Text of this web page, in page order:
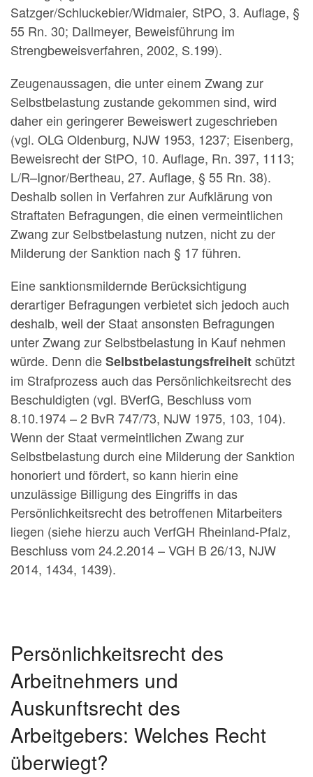
Satzger/Schluckebier/Widmaier, StPO, 3. Auflage, §
55 Rn. 30; Dallmeyer, Beweisführung im
Strengbeweisverfahren, 2002, S.199).
Zeugenaussagen, die unter einem Zwang zur
Selbstbelastung zustande gekommen sind, wird
daher ein geringerer Beweiswert zugeschrieben
(vgl. OLG Oldenburg, NJW 1953, 1237; Eisenberg,
Beweisrecht der StPO, 10. Auflage, Rn. 397, 1113;
L/R–Ignor/Bertheau, 27. Auflage, § 55 Rn. 38).
Deshalb sollen in Verfahren zur Aufklärung von
Straftaten Befragungen, die einen vermeintlichen
Zwang zur Selbstbelastung nutzen, nicht zu der
Milderung der Sanktion nach § 17 führen.
Eine sanktionsmildernde Berücksichtigung
derartiger Befragungen verbietet sich jedoch auch
deshalb, weil der Staat ansonsten Befragungen
unter Zwang zur Selbstbelastung in Kauf nehmen
würde. Denn dieSelbstbelastungsfreiheitschützt
im Strafprozess auch das Persönlichkeitsrecht des
Beschuldigten (vgl. BVerfG, Beschluss vom
8.10.1974 – 2 BvR 747/73, NJW 1975, 103, 104).
Wenn der Staat vermeintlichen Zwang zur
Selbstbelastung durch eine Milderung der Sanktion
honoriert und fördert, so kann hierin eine
unzulässige Billigung des Eingriffs in das
Persönlichkeitsrecht des betroffenen Mitarbeiters
liegen (siehe hierzu auch VerfGH Rheinland-Pfalz,
Beschluss vom 24.2.2014 – VGH B 26/13, NJW
2014, 1434, 1439).
Persönlichkeitsrecht des
Arbeitnehmers und
Auskunftsrecht des
Arbeitgebers: Welches Recht
überwiegt?